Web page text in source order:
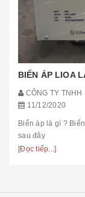
BIẾN ÁP LIOA
CÔNG TY TNHH
11/12/2020
Biến áp là gì ?
sau đây
[Đọc tiếp...]